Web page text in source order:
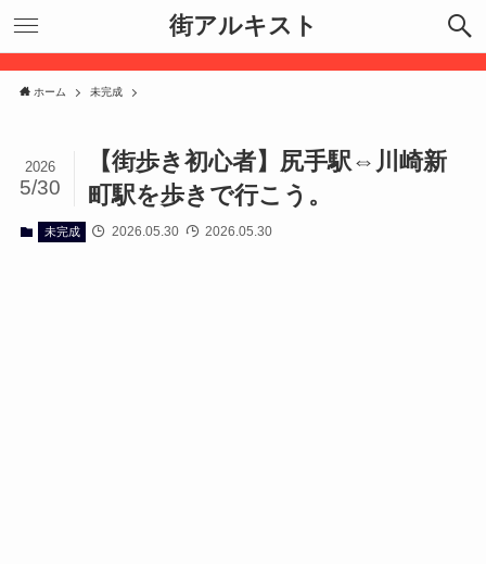
街アルキスト
ホーム 未完成
【街歩き初心者】尻手駅⇔川崎新
町駅を歩きで行こう。
2026
5/30
未完成 2026.05.30 2026.05.30